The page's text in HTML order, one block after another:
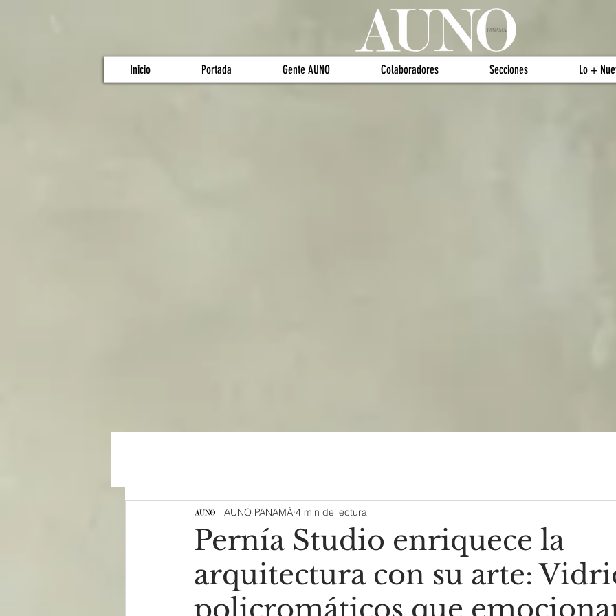
Inicio Portada Gente AUNO Colaboradores Secciones Lo +
Pernía Studio enriquece la
arquitectura con su arte:
policromáticos que
AUNO PANAMÁ 4 min de lectura